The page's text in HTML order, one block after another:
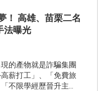
！ 高雄、苗栗二名
法曝光
的產物就是詐騙集團
薪打工」、「免費旅
不限學經歷晉升主